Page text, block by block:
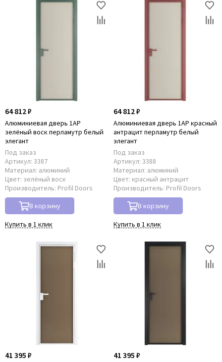
64 812 ₽
Алюминиевая дверь 1AP
зелёный воск перламутр белый
элегант
Под заказ
Артикул: 3387
Материал: алюминий
Цвет: зелёный воск
Производитель: Profil Doors
В корзину
Купить в 1 клик
64 812 ₽
Алюминиевая дверь 1AP красный
антрацит перламутр белый
элегант
Под заказ
Артикул: 3388
Материал: алюминий
Цвет: красный антрацит
Производитель: Profil Doors
В корзину
Купить в 1 клик
41 395 ₽ 41 395 ₽